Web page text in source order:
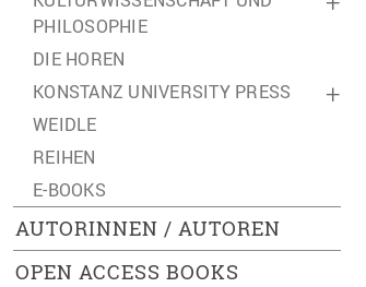
PHILOSOPHIE
DIE HOREN
+
KONSTANZ UNIVERSITY PRESS
WEIDLE
REIHEN
E-BOOKS
AUTORINNEN / AUTOREN
OPEN ACCESS BOOKS